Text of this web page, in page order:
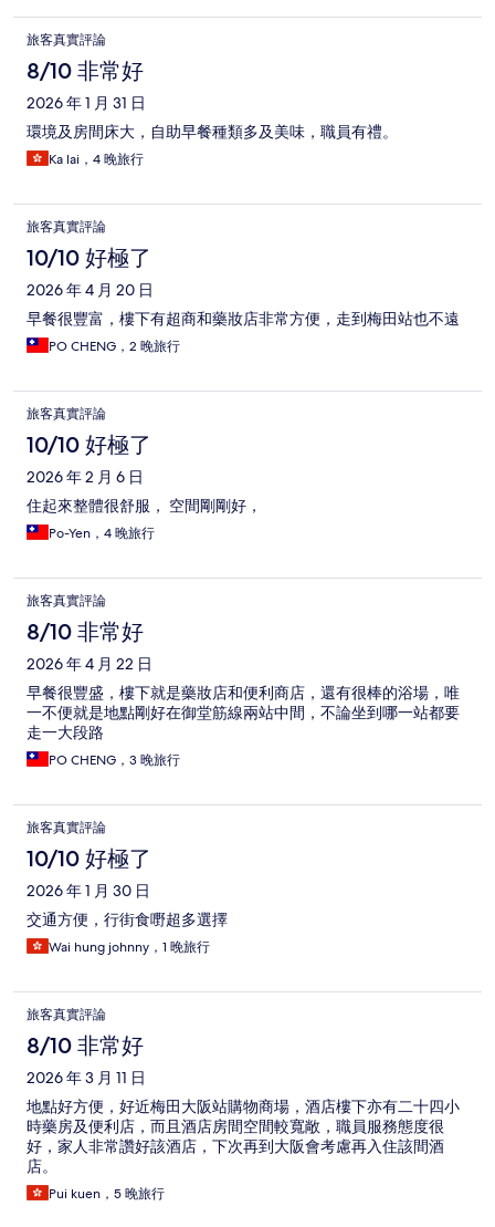
旅客真實評論
8/10 非常好
2026 年 1 月 31 日
環境及房間床大，自助早餐種類多及美味，職員有禮。
Ka lai，4 晚旅行
旅客真實評論
10/10 好極了
2026 年 4 月 20 日
早餐很豐富，樓下有超商和藥妝店非常方便，走到梅田站也不遠
PO CHENG，2 晚旅行
旅客真實評論
10/10 好極了
2026 年 2 月 6 日
住起來整體很舒服， 空間剛剛好，
Po-Yen，4 晚旅行
旅客真實評論
8/10 非常好
2026 年 4 月 22 日
早餐很豐盛，樓下就是藥妝店和便利商店，還有很棒的浴場，唯
一不便就是地點剛好在御堂筋線兩站中間，不論坐到哪一站都要
走一大段路
PO CHENG，3 晚旅行
旅客真實評論
10/10 好極了
2026 年 1 月 30 日
交通方便，行街食嘢超多選擇
Wai hung johnny，1 晚旅行
旅客真實評論
8/10 非常好
2026 年 3 月 11 日
地點好方便，好近梅田大阪站購物商場，酒店樓下亦有二十四小
時藥房及便利店，而且酒店房間空間較寬敞，職員服務態度很
好，家人非常讚好該酒店，下次再到大阪會考慮再入住該間酒
店。
Pui kuen，5 晚旅行